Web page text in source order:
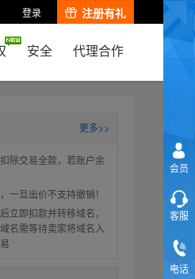
登录 注册有礼
安全 代理合作
更多>>
除交易全款，若账户余
一旦出价不支持撤销！
立即扣款并转移域名，
名需等待卖家将域名入
会员
客服
电话